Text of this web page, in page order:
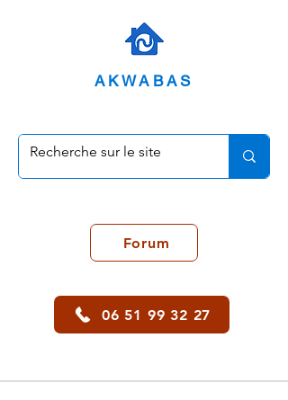
AKWABAS
Forum
06 51 99 32 27